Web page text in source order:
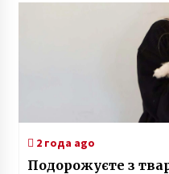
2 года ago
Подорожуєте з